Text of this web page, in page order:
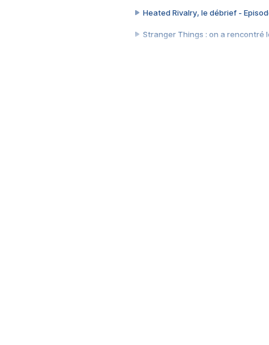
Heated Rivalry, le débrief -
Stranger Things : on a rencontré